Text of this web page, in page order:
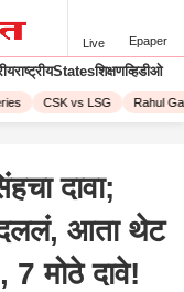
Live Epaper
राष्ट्रीयStatesशिक्षणव्हिडीओ
CSK vs LSG Rahul
दावा;
आता थेट
, 7 मोठे दावे!